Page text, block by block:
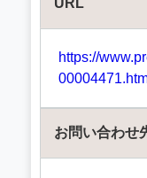
URL
https://
お問い合わせ